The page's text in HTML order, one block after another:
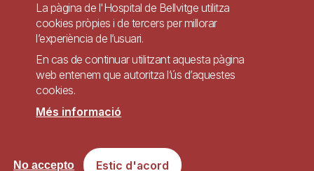
Pie
página
Contacte
Accessibilitat Avís legal Ajuda
Lloc web accessible de conformitat amb el Reial Decret 1112/2018, de 7 de
setembre, sobre accessibilitat dels llocs web i aplicacions per a dispositius
La pàgina de l'Hospital de Bellvitge utilitza
cookies pròpies i de tercers per millorar
l’experiència de l’usuari.
En cas de continuar utilitzant aquesta pàgina
web entenem que autoritza l’ús d’aquestes
cookies.
Més informació
Estic d'acord
No accepto